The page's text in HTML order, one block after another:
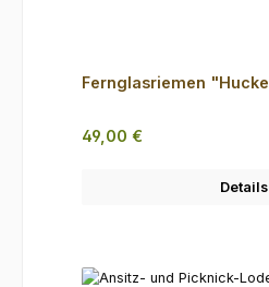
Fernglasriemen
Regulärer Preis:
49,00 €
Details